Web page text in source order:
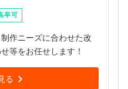
卒可
作ニーズに合わせた改
等をお任せします！
る